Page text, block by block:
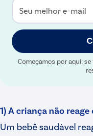
Seu melhor e-mail
Começamos por aqui:
1) A criança não
Um bebê saudável